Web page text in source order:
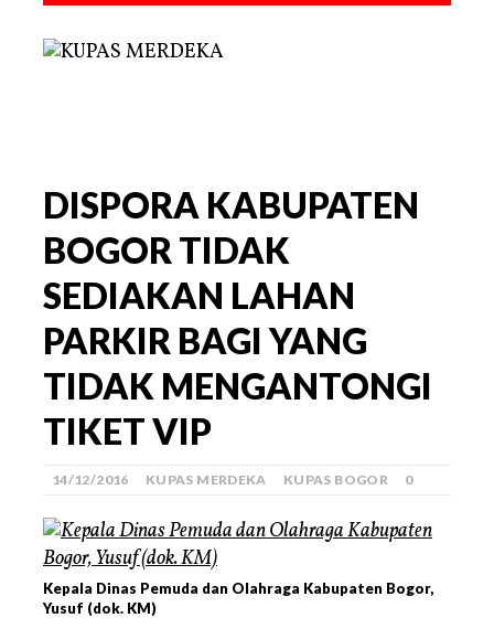
DISPORA KABUPATEN
BOGOR TIDAK
SEDIAKAN LAHAN
PARKIR BAGI YANG
TIDAK MENGANTONGI
TIKET VIP
14/12/2016 KUPAS MERDEKA KUPAS BOGOR 0
Kepala Dinas Pemuda dan Olahraga Kabupaten Bogor,
Yusuf (dok. KM)